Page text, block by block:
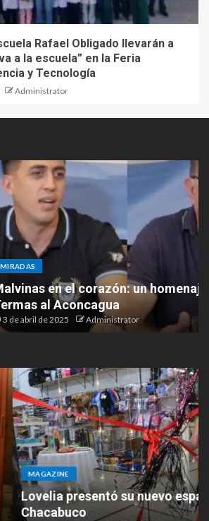
Rafael Obligado llevarán a
a la escuela” en la Feria
y Tecnología
Administrator
un homenaje desde las
Administrator
su nuevo espacio en Ruta 9 y